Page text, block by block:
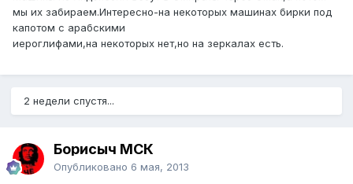
мы их забираем.Интересно-на некоторых машинах бирки под
капотом с арабскими
иероглифами,на некоторых нет,но на зеркалах есть.
2 недели спустя...
Борисыч МСК
Опубликовано 6 мая, 2013